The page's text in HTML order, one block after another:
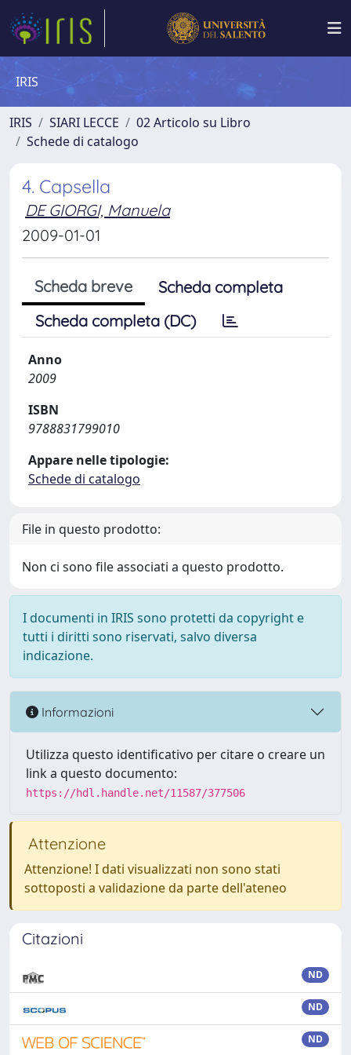
IRIS
IRIS SIARI LECCE
02 Articolo su Libro
Schede di catalogo
4. Capsella
DE GIORGI, Manuela
2009-01-01
Scheda breve
Scheda completa
Scheda completa (DC)
Anno
2009
ISBN
9788831799010
Appare nelle tipologie:
Schede di catalogo
File in questo prodotto:
Non ci sono file associati a questo prodotto.
I documenti in IRIS sono protetti da copyright e
tutti i diritti sono riservati, salvo diversa
indicazione.
Informazioni
Utilizza questo identificativo per citare o creare un
link a questo documento:
https://hdl.handle.net/11587/377506
Attenzione
Attenzione! I dati visualizzati non sono stati
sottoposti a validazione da parte dell'ateneo
Citazioni
ND
ND
ND